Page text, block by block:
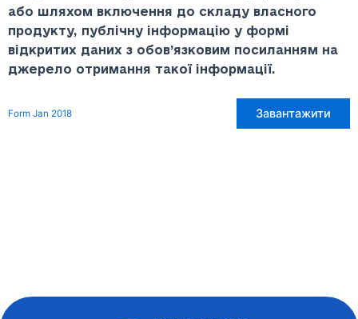
або шляхом включення до складу власного
продукту, публічну інформацію у формі
відкритих даних з обов’язковим посиланням на
джерело отримання такої інформації.
Form Jan 2018 Завантажити